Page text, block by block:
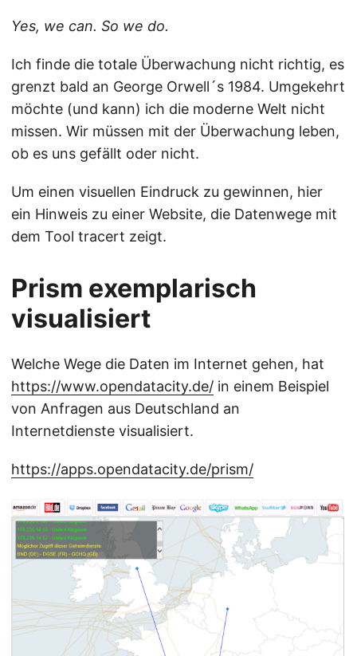
Yes, we can. So we do.
Ich finde die totale Überwachung nicht richtig, es
grenzt bald an George Orwell´s 1984. Umgekehrt
möchte (und kann) ich die moderne Welt nicht
missen. Wir müssen mit der Überwachung leben,
ob es uns gefällt oder nicht.
Um einen visuellen Eindruck zu gewinnen, hier
ein Hinweis zu einer Website, die Datenwege mit
dem Tool tracert zeigt.
Prism exemplarisch
visualisiert
Welche Wege die Daten im Internet gehen, hat
https://www.opendatacity.de/ in einem Beispiel
von Anfragen aus Deutschland an
Internetdienste visualisiert.
https://apps.opendatacity.de/prism/